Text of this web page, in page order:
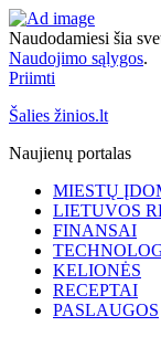
Naudodamiesi šia
Naudojimo sąlygos.
Priimti
Šalies žinios.lt
Naujienų portalas
MIESTŲ
LIETUVOS
FINANSAI
KELIONĖS
RECEPTAI
PASLAUGOS